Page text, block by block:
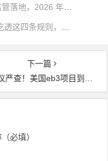
日欧身份门槛全面抬高 + 离岸信托监管落地，2026 年稳健海外身份该如何规划？
大量 EB3 申请人栽在假雇主身上！吃透这四条规则，远离移民不可逆风险
下一篇
查！美国eb3项目到底合法吗？
必填）